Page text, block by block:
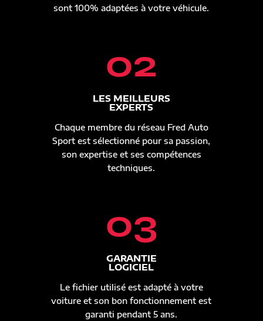
sont 100% adaptées à votre véhicule.
02
LES MEILLEURS
EXPERTS
Chaque membre du réseau Fred Auto
Sport est sélectionné pour sa passion,
son expertise et ses compétences
techniques.
03
GARANTIE
LOGICIEL
Le fichier utilisé est adapté à votre
voiture et son bon fonctionnement est
garanti pendant 5 ans.